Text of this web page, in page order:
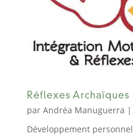
Réflexes Archaïques
par Andréa Manuguerra |
Développement personnel